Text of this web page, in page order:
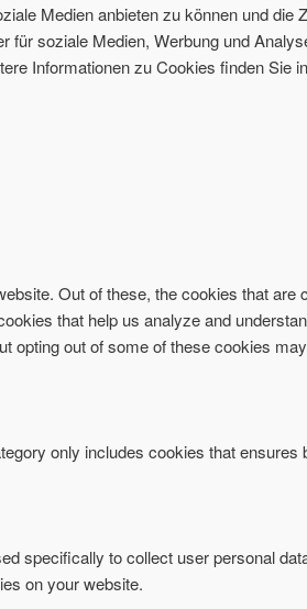
Medien anbieten zu können und die
soziale Medien, Werbung und
Informationen zu Cookies finden Sie
Out of these, the cookies that
that help us analyze and
opting out of some of these cookies
only includes cookies that
specifically to collect user personal
on your website.